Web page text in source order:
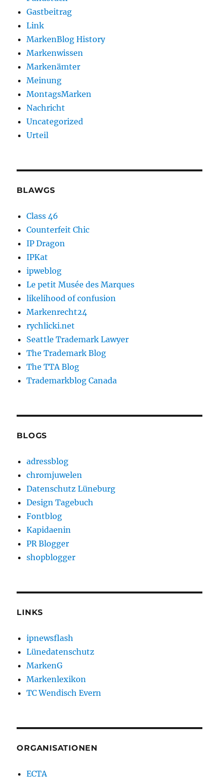
Gastbeitrag
Link
MarkenBlog History
Markenwissen
Markenämter
Meinung
MontagsMarken
Nachricht
Uncategorized
Urteil
BLAWGS
Class 46
Counterfeit Chic
IP Dragon
IPKat
ipweblog
Le petit Musée des Marques
likelihood of confusion
Markenrecht24
rychlicki.net
Seattle Trademark Lawyer
The Trademark Blog
The TTA Blog
Trademarkblog Canada
BLOGS
adressblog
chromjuwelen
Datenschutz Lüneburg
Design Tagebuch
Fontblog
Kapidaenin
PR Blogger
shopblogger
LINKS
ipnewsflash
Lünedatenschutz
MarkenG
Markenlexikon
TC Wendisch Evern
ORGANISATIONEN
ECTA